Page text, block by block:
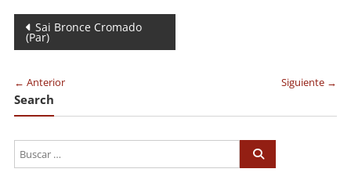
Navegación
de
entradas
Sai Bronce Cromado
(Par)
← Anterior Siguiente →
Search